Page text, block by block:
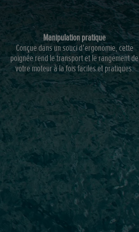
Manipulation pratique
Conçue dans un souci d'ergonomie, cette
poignée rend le transport et le rangement de
votre moteur à la fois faciles et pratiques.